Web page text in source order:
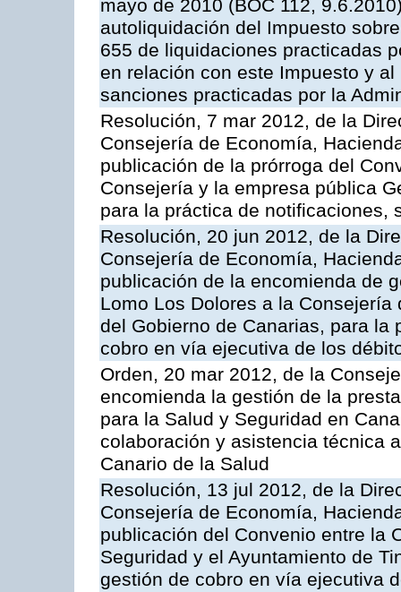
mayo de 2010 (BOC 112,
autoliquidación del Impuesto
655 de liquidaciones practicadas
en relación con este Impuesto y
sanciones practicadas por la
Resolución, 7 mar 2012, de la
Consejería de Economía,
publicación de la prórroga del
Consejería y la empresa pública
para la práctica de notificaciones,
Resolución, 20 jun 2012, de la
Consejería de Economía,
publicación de la encomienda de
Lomo Los Dolores a la
del Gobierno de Canarias, para
cobro en vía ejecutiva de los
Orden, 20 mar 2012, de la
encomienda la gestión de la
para la Salud y Seguridad en
colaboración y asistencia técnica
Canario de la Salud
Resolución, 13 jul 2012, de la
Consejería de Economía,
publicación del Convenio entre la
Seguridad y el Ayuntamiento de
gestión de cobro en vía ejecutiva